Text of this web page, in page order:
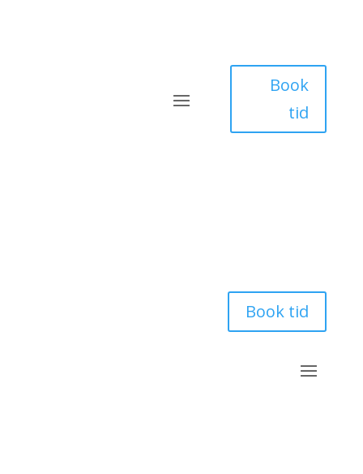
Book
tid
Book tid